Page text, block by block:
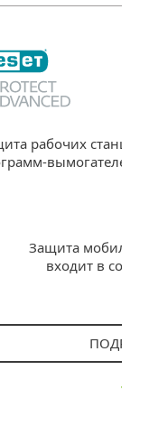
рабочих
вымогателей
Защита
входит в